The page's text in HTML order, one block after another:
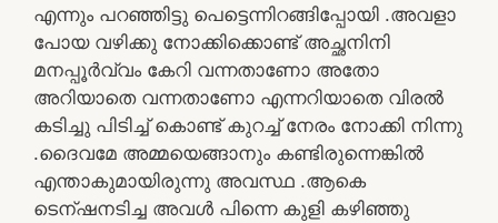
എന്നും പറഞ്ഞിട്ടു പെട്ടെന്നിറങ്ങിപ്പോയി .അവളാ
പോയ വഴിക്കു നോക്കിക്കൊണ്ട് അച്ഛനിനി
മനപ്പൂർവ്വം കേറി വന്നതാണോ അതോ
അറിയാതെ വന്നതാണോ എന്നറിയാതെ വിരൽ
കടിച്ചു പിടിച്ച് കൊണ്ട് കുറച്ച് നേരം നോക്കി നിന്നു
.ദൈവമേ അമ്മയെങ്ങാനും കണ്ടിരുന്നെങ്കിൽ
എന്താകുമായിരുന്നു അവസ്ഥ .ആകെ
ടെന്ഷനടിച്ച അവൾ പിന്നെ കുളി കഴിഞ്ഞു